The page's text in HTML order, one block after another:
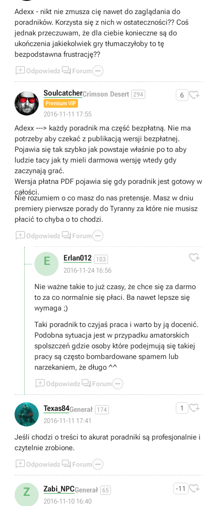
Adexx - nikt nie zmusza cię nawet do zaglądania do
poradników. Korzysta się z nich w ostateczności?? Coś
jednak przeczuwam, że dla ciebie konieczne są do
ukończenia jakiekolwiek gry tłumaczyłoby to tę
bezpodstawna frustrację??
Odpowiedz  Forum 
SoulcatcherCrimson Desert 294
Premium VIP
2016-11-11 17:55
6 
Adexx ---> każdy poradnik ma część bezpłatną. Nie ma
potrzeby aby czekać z publikacją wersji bezpłatnej.
Pojawia się tak szybko jak powstaje właśnie po to aby
ludzie tacy jak ty mieli darmowa wersję wtedy gdy
zaczynają grać.
Wersja płatna PDF pojawia się gdy poradnik jest gotowy w
całości.
Nie rozumiem o co masz do nas pretensje. Masz w dniu
premiery pierwsze porady do Tyranny za które nie musisz
płacić to chyba o to chodzi.
Odpowiedz  Forum 
E Erlan012 103
2016-11-24 16:56

Nie ważne takie to już czasy, że chce się za darmo
to za co normalnie się płaci. Ba nawet lepsze się
wymaga ;)
Taki poradnik to czyjaś praca i warto by ją docenić.
Podobna sytuacja jest w przypadku amatorskich
spolszczeń gdzie osoby które podejmują się takiej
pracy są często bombardowane spamem lub
narzekaniem, że długo ^^
Odpowiedz  Forum 
Texas84Generał 174
2016-11-11 17:41
1 
Jeśli chodzi o treści to akurat poradniki są profesjonalnie i
czytelnie zrobione.
Odpowiedz  Forum 
Z Zabi_NPCGenerał 65
2016-11-10 16:40
-11 